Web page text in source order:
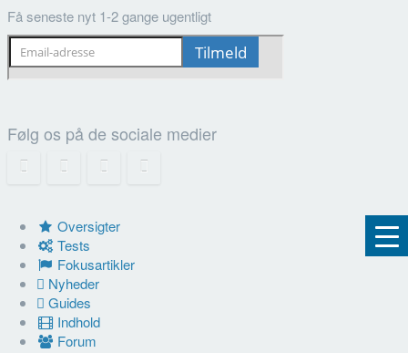
Få seneste nyt 1-2 gange ugentligt
Følg os på de sociale medier
Oversigter
Tests
Fokusartikler
Nyheder
Guides
Indhold
Forum